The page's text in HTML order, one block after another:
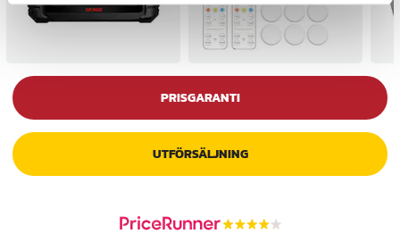
PRISGARANTI
UTFÖRSÄLJNING